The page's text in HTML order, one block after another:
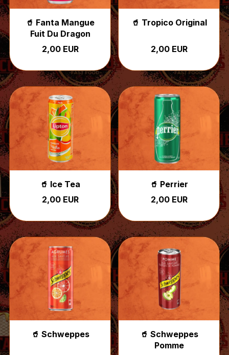
🥤 Fanta Mangue
Fuit Du Dragon
2,00 EUR
🥤 Tropico Original
2,00 EUR
🥤 Ice Tea
2,00 EUR
🥤 Perrier
2,00 EUR
🥤 Schweppes
🥤 Schweppes
Pomme